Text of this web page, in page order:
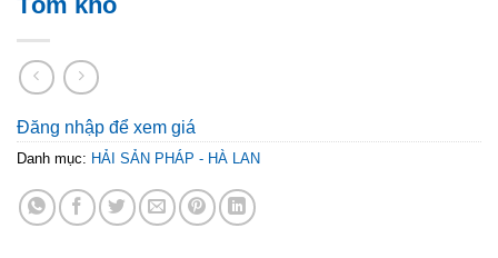
Đăng nhập để xem giá
Danh mục: HẢI SẢN PHÁP - HÀ LAN